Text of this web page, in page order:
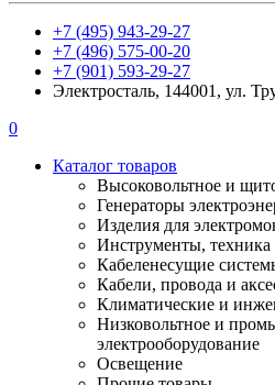
+7 (495) 943-29-27
+7 (496) 575-00-20
+7 (901) 593-29-27
Электросталь, 144001, ул.
0
Каталог товаров
Высоковольтное и
Генераторы
Изделия для
Инструменты, техника
Кабеленесущие
Кабели, провода и
Климатические и
Низковольтное и
электрооборудование
Освещение